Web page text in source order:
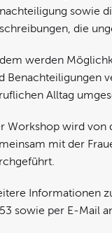
sowie
die
werden
Benachteiligungen
Alltag
Workshop wird von
mit der
Informationen
sowie per E-Mail